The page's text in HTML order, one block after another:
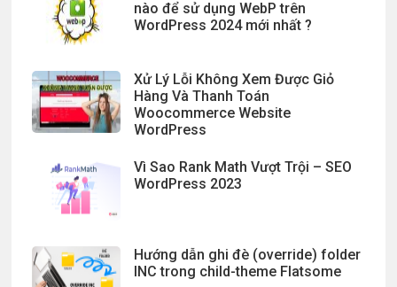
nào để sử dụng WebP trên
WordPress 2024 mới nhất ?
Xử Lý Lỗi Không Xem Được Giỏ
Hàng Và Thanh Toán
Woocommerce Website
WordPress
Vì Sao Rank Math Vượt Trội – SEO
WordPress 2023
Hướng dẫn ghi đè (override) folder
INC trong child-theme Flatsome